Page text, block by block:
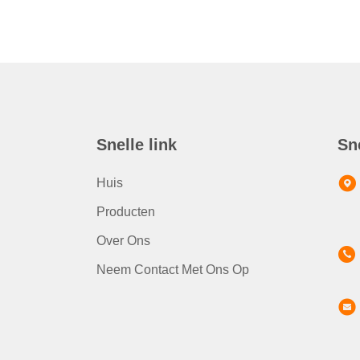
Snelle link
Huis
Producten
Over Ons
Neem Contact Met Ons Op